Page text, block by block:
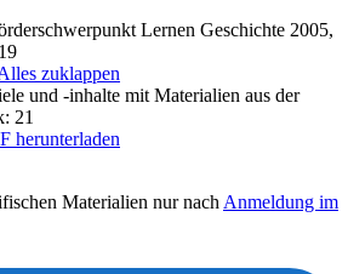
Lernen Geschichte 2005,
zuklappen
und -inhalte mit Materialien aus der
21
herunterladen
Materialien nur nach Anmeldung im